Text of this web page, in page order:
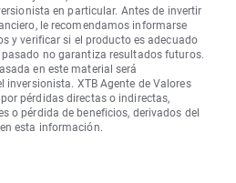
en particular. Antes de invertir
le recomendamos informarse
y verificar si el producto es adecuado
no garantiza resultados futuros.
en este material será
XTB Agente de Valores
pérdidas directas o indirectas,
o pérdida de beneficios, derivados del
esta información.